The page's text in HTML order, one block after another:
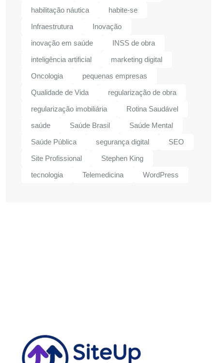
habilitação náutica
habite-se
Infraestrutura
Inovação
inovação em saúde
INSS de obra
inteligência artificial
marketing digital
Oncologia
pequenas empresas
Qualidade de Vida
regularização de obra
regularização imobiliária
Rotina Saudável
saúde
Saúde Brasil
Saúde Mental
Saúde Pública
segurança digital
SEO
Site Profissional
Stephen King
tecnologia
Telemedicina WordPress